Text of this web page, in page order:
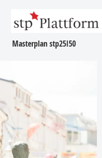
Masterplan stp25I50